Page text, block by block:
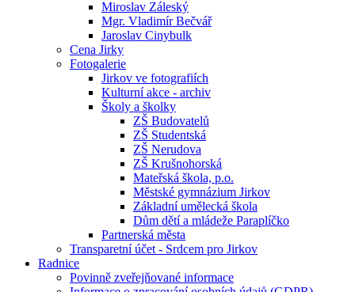
Miroslav Záleský
Mgr. Vladimír Bečvář
Jaroslav Cinybulk
Cena Jirky
Fotogalerie
Jirkov ve fotografiích
Kulturní akce - archiv
Školy a školky
ZŠ Budovatelů
ZŠ Studentská
ZŠ Nerudova
ZŠ Krušnohorská
Mateřská škola, p.o.
Městské gymnázium Jirkov
Základní umělecká škola
Dům dětí a mládeže Paraplíčko
Partnerská města
Transparetní účet - Srdcem pro Jirkov
Radnice
Povinně zveřejňované informace